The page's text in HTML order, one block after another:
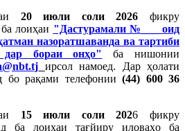
20 июли соли 2026 фикру
лоиҳаи "Дастурамали №___ оид
назоратшаванда ва тартиби
дар бораи онҳо"
ба нишонии
ирсол намоед. Дар ҳолати
бо рақами телефонии (44) 600 36
15 июли соли 2026 фикру
ба лоиҳаи тағйиру иловаҳо ба